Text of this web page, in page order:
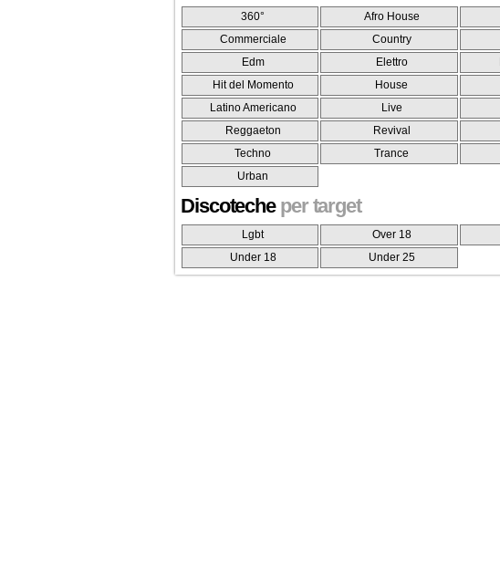
360° Afro House
Commerciale
Country
Edm
Elettro
Hit del Momento
House
Latino Americano
Live
Reggaeton
Revival
Techno
Trance
Urban
Discoteche per target
Lgbt Over 18
Under 18
Under 25